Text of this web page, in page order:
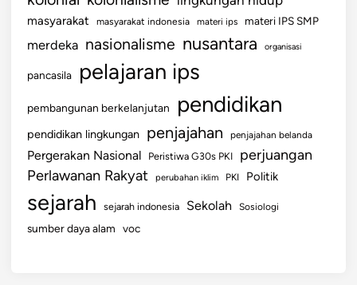
masyarakat masyarakat indonesia materi ips materi IPS SMP
merdeka nasionalisme nusantara organisasi
pancasila pelajaran ips
pembangunan berkelanjutan pendidikan
pendidikan lingkungan penjajahan penjajahan belanda
Pergerakan Nasional Peristiwa G30s PKI perjuangan
Perlawanan Rakyat perubahan iklim PKI Politik
sejarah sejarah indonesia Sekolah Sosiologi
sumber daya alam voc